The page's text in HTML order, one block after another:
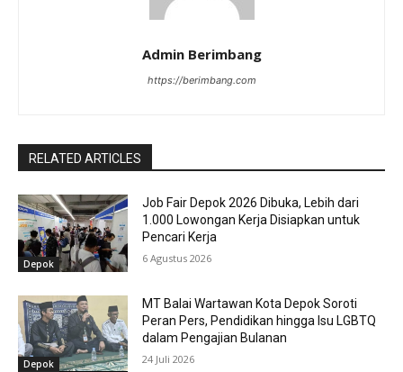
Admin Berimbang
https://berimbang.com
RELATED ARTICLES
Depok
Job Fair Depok 2026 Dibuka, Lebih dari
1.000 Lowongan Kerja Disiapkan untuk
Pencari Kerja
6 Agustus 2026
Depok
MT Balai Wartawan Kota Depok Soroti
Peran Pers, Pendidikan hingga Isu LGBTQ
dalam Pengajian Bulanan
24 Juli 2026